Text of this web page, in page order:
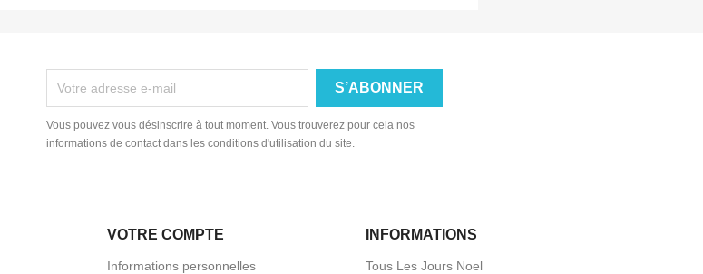
Vous pouvez vous désinscrire à tout moment. Vous trouverez pour cela nos
informations de contact dans les conditions d'utilisation du site.
VOTRE COMPTE
Informations personnelles
INFORMATIONS
Tous Les Jours Noel